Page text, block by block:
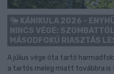
KÁNIKULA 2026 -
NINCS VÉGE:
MÁSODFOKÚ RIASZTÁS
A július vége óta tartó
a tartós meleg miatt továbbra